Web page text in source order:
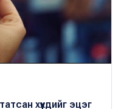
хүүхдийг эцэг